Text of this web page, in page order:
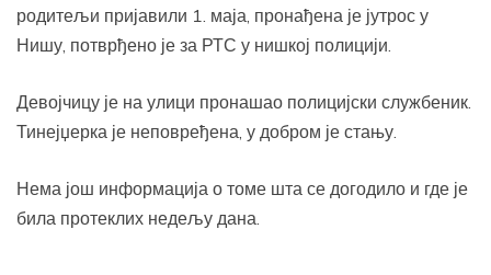
родитељи пријавили 1. маја, пронађена је јутрос у
Нишу, потврђено је за РТС у нишкој полицији.
Девојчицу је на улици пронашао полицијски службеник.
Тинејџерка је неповређена, у добром је стању.
Нема још информација о томе шта се догодило и где је
била протеклих недељу дана.